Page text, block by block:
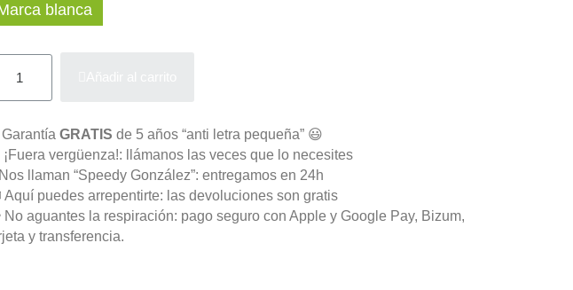
blanca
GRATIS de 5 años “anti letra pequeña” 😃
¡Fuera vergüenza!: llámanos las veces que lo necesites
Nos llaman “Speedy González”: entregamos en 24h
Aquí puedes arrepentirte: las devoluciones son gratis
No aguantes la respiración: pago seguro con Apple y Google Pay, Bizum,
y transferencia.